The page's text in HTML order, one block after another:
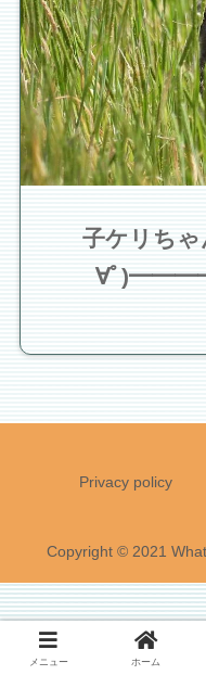
子ケリち
∀ﾟ
Privacy policy
Copyright © 2021
メニュー ホーム